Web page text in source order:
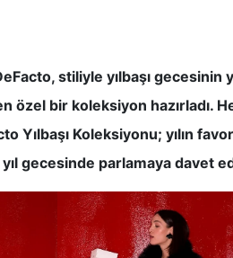
stiliyle yılbaşı gecesinin
özel bir koleksiyon hazırladı.
Yılbaşı Koleksiyonu; yılın
gecesinde parlamaya davet